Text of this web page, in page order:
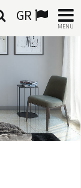
GR
MENU